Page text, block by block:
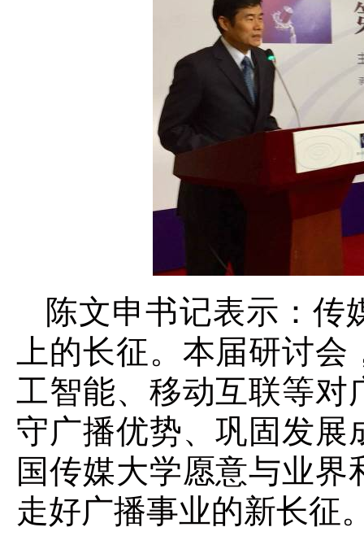
陈文申书记表示：传
上的长征。本届研讨会
工智能、移动互联等对
守广播优势、巩固发展
国传媒大学愿意与业
走好广播事业的新长征